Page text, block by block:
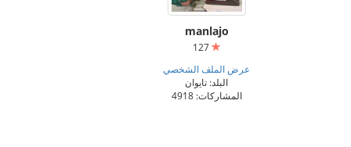
manlajo
127
عرض الملف الشخصي
البلد: تايوان
المشاركات: 4918